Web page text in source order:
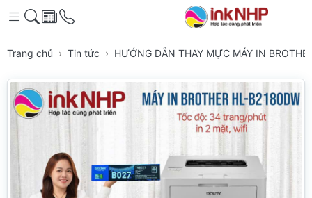
Trang chủ Tin tức HƯỚNG DẴN THAY MỰC MÁY IN